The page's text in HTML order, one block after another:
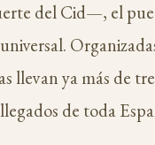
del Cid—, el
llevan ya más de
de toda